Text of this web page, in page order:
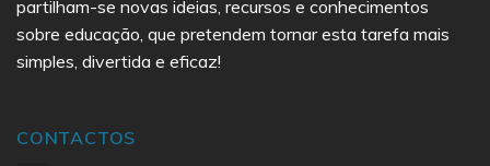
partilham-se novas ideias, recursos e conhecimentos
sobre educação, que pretendem tornar esta tarefa mais
simples, divertida e eficaz!
CONTACTOS